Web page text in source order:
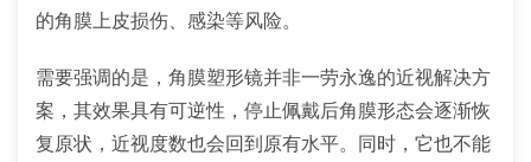
的角膜上皮损伤、感染等风险。
需要强调的是，角膜塑形镜并非一劳永逸的近视解决方
案，其效果具有可逆性，停止佩戴后角膜形态会逐渐恢
复原状，近视度数也会回到原有水平。同时，它也不能